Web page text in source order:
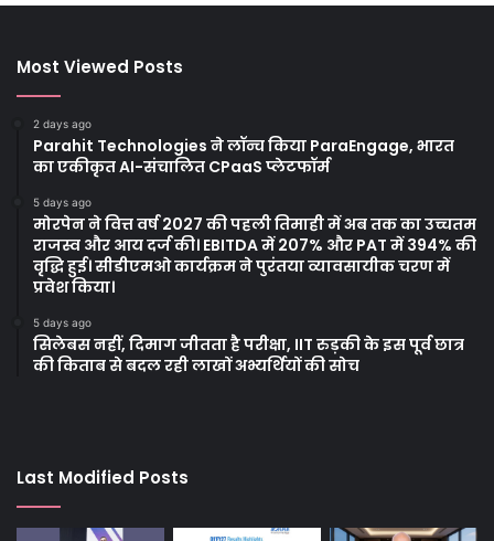
Most Viewed Posts
2 days ago
Parahit Technologies ने लॉन्च किया ParaEngage, भारत
का एकीकृत AI-संचालित CPaaS प्लेटफॉर्म
5 days ago
मोरपेन ने वित्त वर्ष 2027 की पहली तिमाही में अब तक का उच्चतम
राजस्व और आय दर्ज की। EBITDA में 207% और PAT में 394% की
वृद्धि हुई। सीडीएमओ कार्यक्रम ने पुरंतया व्यावसायीक चरण में
प्रवेश किया।
5 days ago
सिलेबस नहीं, दिमाग जीतता है परीक्षा, IIT रुड़की के इस पूर्व छात्र
की किताब से बदल रही लाखों अभ्यर्थियों की सोच
Last Modified Posts